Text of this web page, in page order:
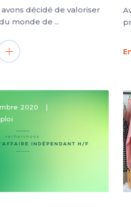
décidé de valoriser
monde de
2020